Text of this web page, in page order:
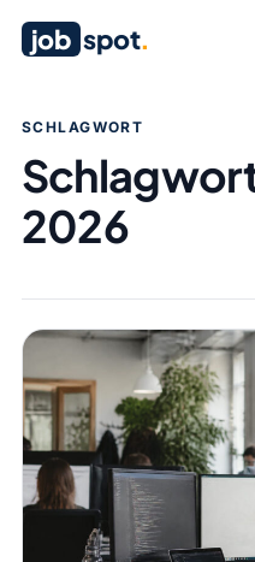
job spot.
SCHLAGWORT
2026